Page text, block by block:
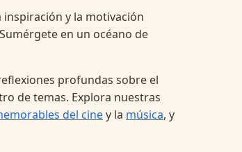
inspiración y la motivación
en un océano de
profundas sobre el
de temas. Explora nuestras
del ciney la música, y